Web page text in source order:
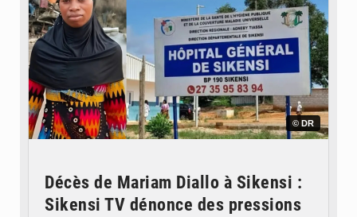
© DR
Décès de Mariam Diallo à Sikensi :
Sikensi TV dénonce des pressions